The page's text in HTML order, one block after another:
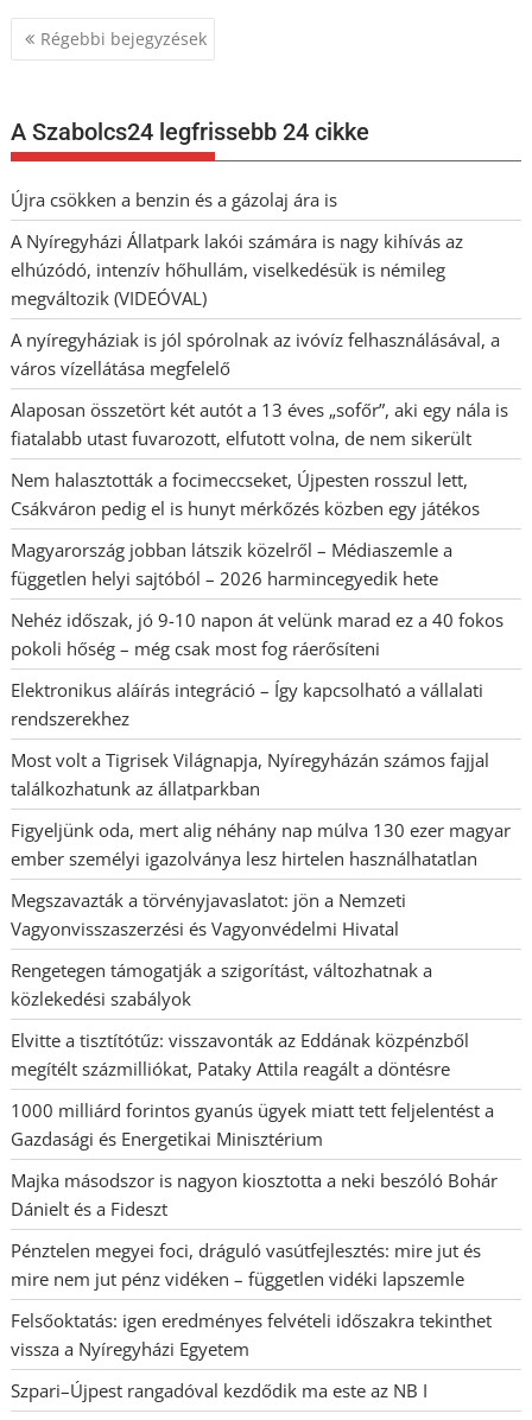
Bejegyzés
navigáció
Régebbi bejegyzések
A Szabolcs24 legfrissebb 24 cikke
Újra csökken a benzin és a gázolaj ára is
A Nyíregyházi Állatpark lakói számára is nagy kihívás az
elhúzódó, intenzív hőhullám, viselkedésük is némileg
megváltozik (VIDEÓVAL)
A nyíregyháziak is jól spórolnak az ivóvíz felhasználásával, a
város vízellátása megfelelő
Alaposan összetört két autót a 13 éves „sofőr”, aki egy nála is
fiatalabb utast fuvarozott, elfutott volna, de nem sikerült
Nem halasztották a focimeccseket, Újpesten rosszul lett,
Csákváron pedig el is hunyt mérkőzés közben egy játékos
Magyarország jobban látszik közelről – Médiaszemle a
független helyi sajtóból – 2026 harmincegyedik hete
Nehéz időszak, jó 9-10 napon át velünk marad ez a 40 fokos
pokoli hőség – még csak most fog ráerősíteni
Elektronikus aláírás integráció – Így kapcsolható a vállalati
rendszerekhez
Most volt a Tigrisek Világnapja, Nyíregyházán számos fajjal
találkozhatunk az állatparkban
Figyeljünk oda, mert alig néhány nap múlva 130 ezer magyar
ember személyi igazolványa lesz hirtelen használhatatlan
Megszavazták a törvényjavaslatot: jön a Nemzeti
Vagyonvisszaszerzési és Vagyonvédelmi Hivatal
Rengetegen támogatják a szigorítást, változhatnak a
közlekedési szabályok
Elvitte a tisztítótűz: visszavonták az Eddának közpénzből
megítélt százmilliókat, Pataky Attila reagált a döntésre
1000 milliárd forintos gyanús ügyek miatt tett feljelentést a
Gazdasági és Energetikai Minisztérium
Majka másodszor is nagyon kiosztotta a neki beszóló Bohár
Dánielt és a Fideszt
Pénztelen megyei foci, dráguló vasútfejlesztés: mire jut és
mire nem jut pénz vidéken – független vidéki lapszemle
Felsőoktatás: igen eredményes felvételi időszakra tekinthet
vissza a Nyíregyházi Egyetem
Szpari–Újpest rangadóval kezdődik ma este az NB I